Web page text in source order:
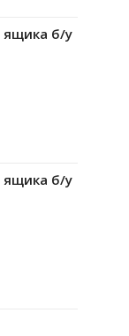
ящика б/у
ящика б/у